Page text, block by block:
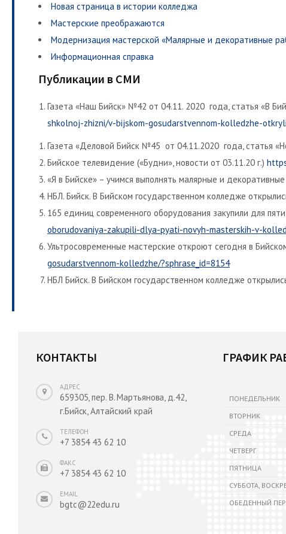
Новая страница в истории колледжа
Мастерские преображаются
Модернизация мастерской «Малярные и декоративные
Информационная справка
Публикации в СМИ
Газета «Наш Бийск» №42 от 04.11. 2020 года, статья «В
shkolnoj-zhizni/v-bijskom-gosudarstvennom-kolledzhe-
Газета «Деловой Бийск №45 от 04.11.2020 года, статья
Бийское телевидение («Будни», новости от 03.11.20 г.)
«Я в Бийске» – учимся выполнять малярные и
НБЛ. Бийск. В Бийском государственном колледже
165 единиц современного оборудования закупили для
oborudovaniya-zakupili-dlya-pyati-novyh-masterskih-v-
Ультросовременные мастерские откроют сегодня в
gosudarstvennom-kolledzhe/?sphrase_id=8154
НБЛ Бийск. В Бийском государственном колледже
КОНТАКТЫ
АДРЕС
659305, пер. В. Мартьянова, д.42,
г.Бийск, Алтайский край
ТЕЛЕФОН
+7 3854 43 62 10
ФАКС
+7 3854 43 62 10
EMAIL
bgtc@22edu.ru
ГРАФИК
ПОНЕДЕЛЬНИК
ВТОРНИК
СРЕДА
ЧЕТВЕРГ
ПЯТНИЦА
СУББОТА,
ОБЕДЕННЫЙ